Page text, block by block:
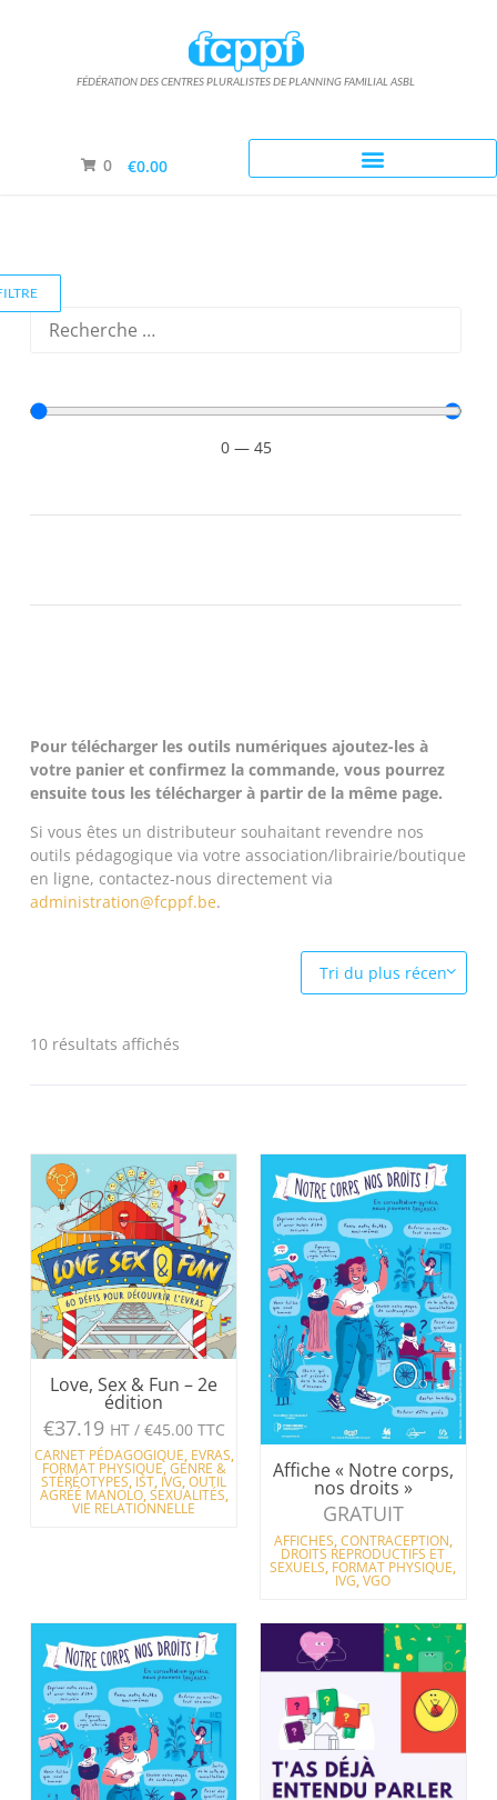
FÉDÉRATION DES CENTRES PLURALISTES DE PLANNING FAMILIAL ASBL
0 €0.00
0— 45
Pour télécharger les outils numériques ajoutez-les à
votre panier et confirmez la commande, vous pourrez
ensuite tous les télécharger à partir de la même page.
Si vous êtes un distributeur souhaitant revendre nos
outils pédagogique via votre association/librairie/boutique
en ligne, contactez-nous directement via
administration@fcppf.be.
10 résultats affichés
Love, Sex & Fun – 2e
édition
€37.19 HT / €45.00TTC
CARNET PÉDAGOGIQUE, EVRAS,
FORMAT PHYSIQUE,GENRE &
STÉRÉOTYPES, IST, IVG,OUTIL
AGRÉÉ MANOLO,SEXUALITÉS,
VIE RELATIONNELLE
Affiche « Notre corps,
nos droits »
GRATUIT
AFFICHES,CONTRACEPTION,
DROITS REPRODUCTIFS ET
SEXUELS, FORMAT PHYSIQUE,
IVG,VGO